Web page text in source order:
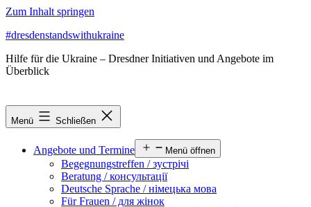
Zum Inhalt springen
#dresdenstandswithukraine
Hilfe für die Ukraine – Dresdner Initiativen und Angebote im
Überblick
Menü Schließen
Angebote und Termine Menü öffnen
Begegnungstreffen / зустрічі
Beratung / консультації
Deutsche Sprache / німецька мова
Für Frauen / для жінок